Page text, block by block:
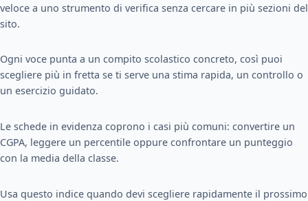
veloce a uno strumento di verifica senza cercare in più sezioni del
sito.
Ogni voce punta a un compito scolastico concreto, così puoi
scegliere più in fretta se ti serve una stima rapida, un controllo o
un esercizio guidato.
Le schede in evidenza coprono i casi più comuni: convertire un
CGPA, leggere un percentile oppure confrontare un punteggio
con la media della classe.
Usa questo indice quando devi scegliere rapidamente il prossimo